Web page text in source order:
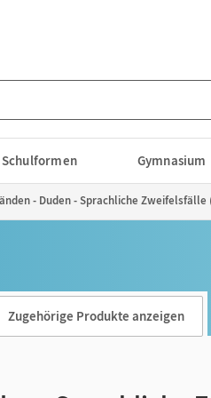
Gymnasium
- Duden - Sprachliche
Zugehörige Produkte anzeigen